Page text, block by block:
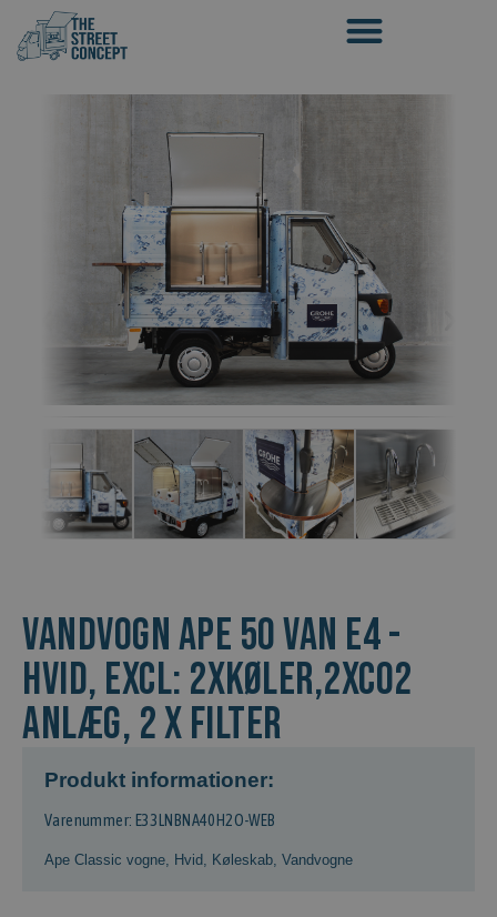
Vandvogn APE 50 Van E4 -
hvid, Excl: 2xkøler,2xCO2
anlæg, 2 x filter
Produkt informationer:
Varenummer: E33LNBNA40H2O-WEB
Ape Classic vogne Hvid Køleskab Vandvogne